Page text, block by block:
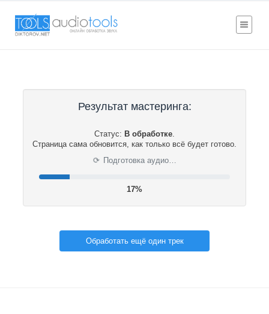
Результат мастеринга:
Статус: В обработке.
Страница сама обновится, как только всё будет готово.
⟳ Подготовка аудио…
17%
Обработать ещё один трек